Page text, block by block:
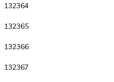
132364
132365
132366
132367